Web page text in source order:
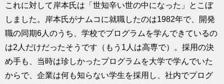
これに対して岸本氏は「世知辛い世の中になった」とこぼ
しました。岸本氏がナムコに就職したのは1982年で、開発
職の同期6人のうち、学校でプログラムを学んできているの
は2人だけだったそうです（もう1人は高専で）。採用の決
め手も、当時は珍しかったプログラムを大学で学んでいた
からで、企業は何も知らない学生を採用し、社内でプログ